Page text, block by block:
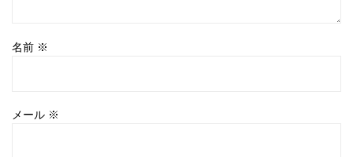
名前 ※
メール ※